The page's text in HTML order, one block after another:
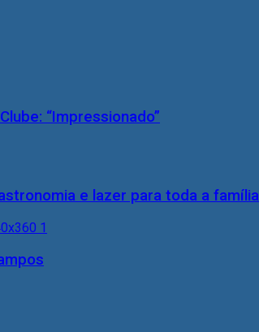
“Impressionado”
e lazer para toda a família